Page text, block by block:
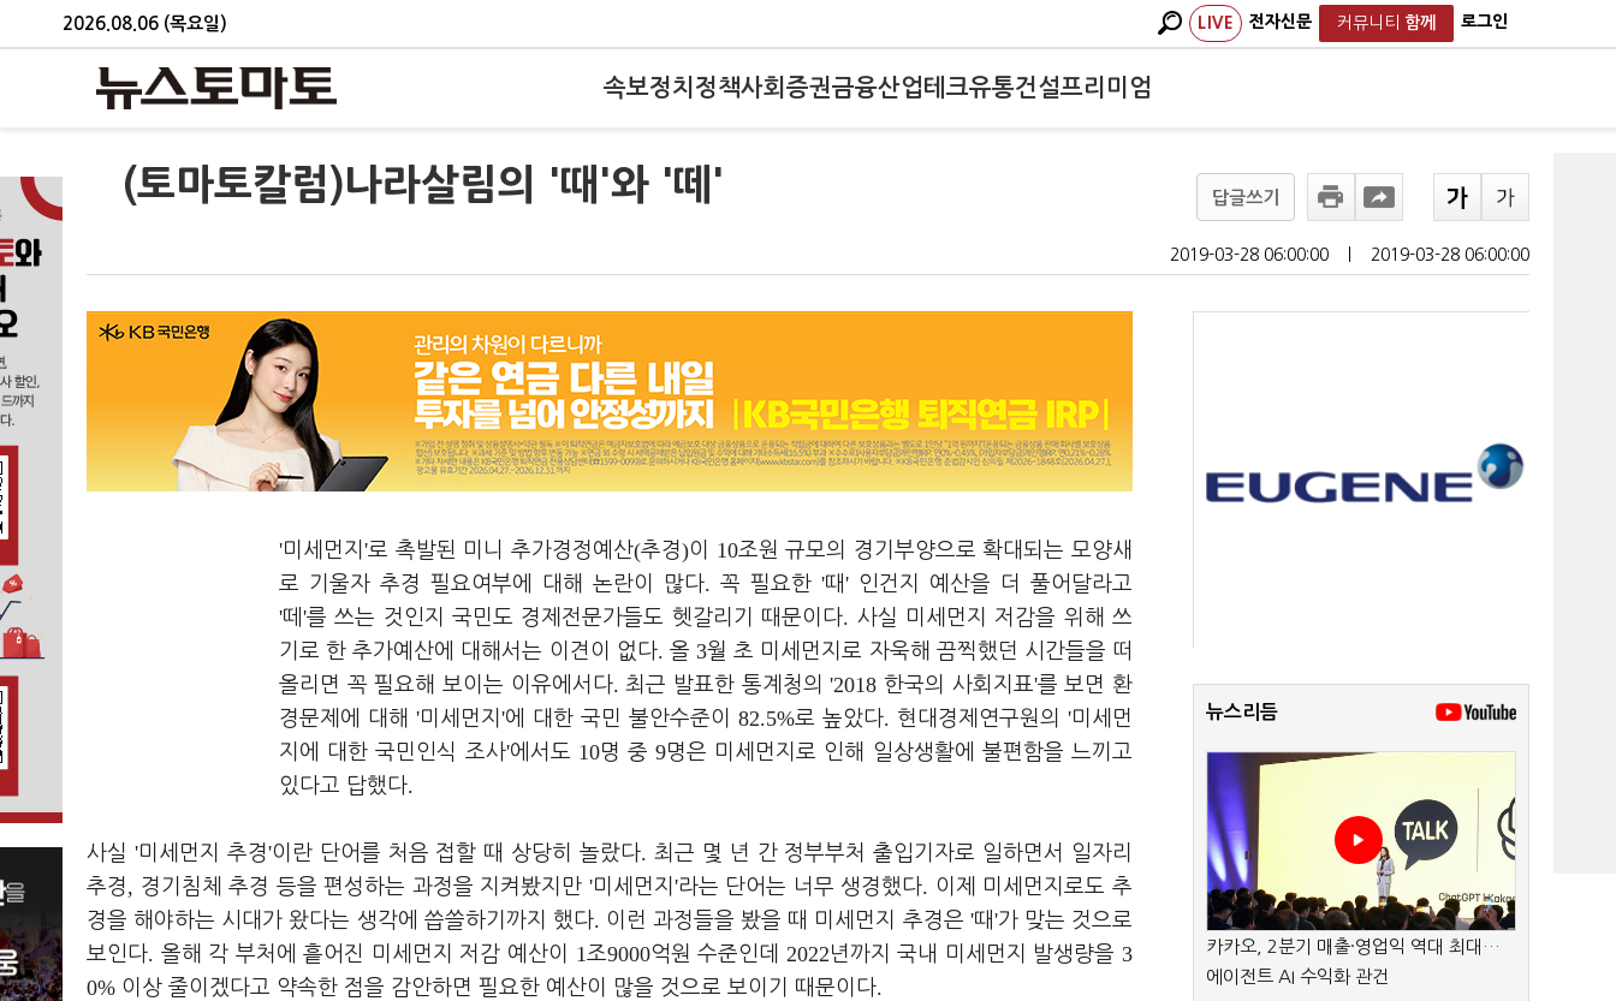
2026.08.06 (목요일) LIVE 전자신문 커뮤니티 함께 로그인
속보정치 정책사회 증권금융산업테크유통건설프리미엄
(토마토칼럼)나라살림의 '때'와 '떼' 답글쓰기
2019-03-28 06:00:00 2019-03-28 06:00:00
'미세먼지 '로 촉발된 미니 추가경정예산(추경)이 10조원 규모의 경기부양으로 확대되는 모양새
로 기울자 추경 필요여부에 대해 논란이 많다. 꼭 필요한 '때' 인건지 예산을 더 풀어달라고
'떼 '를 쓰는 것인지 국민도 경제전문가들도 헷갈리기 때문이다. 사실 미세먼지 저감을 위해 쓰
기로 한 추가예산에 대해서는 이견이 없다. 올3월 초 미세먼지로 자욱해 끔찍했던 시간들을 떠
올리면 꼭 필요해 보이는 이유에서다.최근 발표한 통계청의'2018한국의 사회지표'를 보면 환
경문제에 대해 '미세먼지 '에 대한 국민 불안수준이 82.5%로 높았다. 현대경제연구원의 '미세먼
지에 대한 국민인식 조사'에서도 10명 중9명은 미세먼지로 인해 일상생활에 불편함을 느끼고
있다고 답했다.
사실 '미세먼지 추경'이란 단어를 처음 접할 때 상당히 놀랐다. 최근 몇 년 간 정부부처 출입기자로 일하면서 일자리
추경, 경기침체 추경 등을 편성하는 과정을 지켜봤지만 '미세먼지 '라는 단어는 너무 생경했다. 이제 미세먼지로도 추
경을 해야하는 시대가 왔다는 생각에 씁쓸하기까지 했다. 이런 과정들을 봤을 때 미세먼지 추경은 '때'가 맞는 것으로
보인다. 올해 각 부처에 흩어진 미세먼지 저감 예산이 1조9000억원 수준인데 2022년까지 국내 미세먼지 발생량을3
0% 이상 줄이겠다고 약속한 점을 감안하면 필요한 예산이 많을 것으로 보이기 때문이다.
뉴스리듬
카카오, 2분기 매출·영업익 역대 최대…
에이전트 AI 수익화 관건